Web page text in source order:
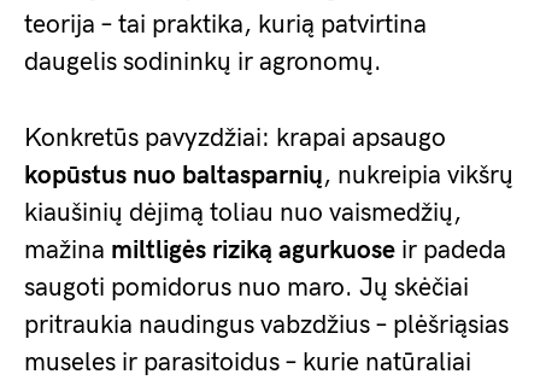
teorija – tai praktika, kurią patvirtina
daugelis sodininkų ir agronomų.
Konkretūs pavyzdžiai: krapai apsaugo
kopūstus nuo baltasparnių, nukreipia vikšrų
kiaušinių dėjimą toliau nuo vaismedžių,
mažina miltligės riziką agurkuose ir padeda
saugoti pomidorus nuo maro. Jų skėčiai
pritraukia naudingus vabzdžius – plėšriąsias
museles ir parasitoidus – kurie natūraliai